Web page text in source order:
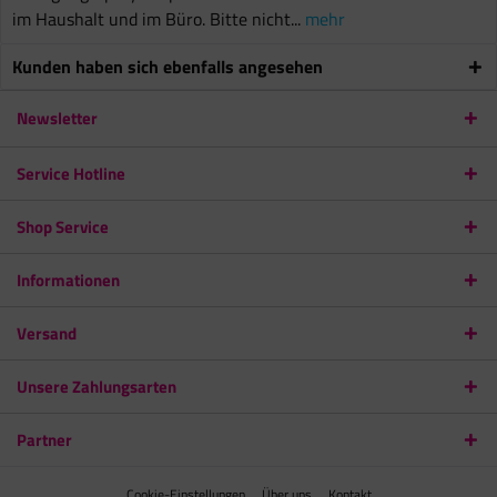
im Haushalt und im Büro. Bitte nicht... mehr
Kunden haben sich ebenfalls angesehen
Newsletter
Service Hotline
Shop Service
Informationen
Versand
Unsere Zahlungsarten
Partner